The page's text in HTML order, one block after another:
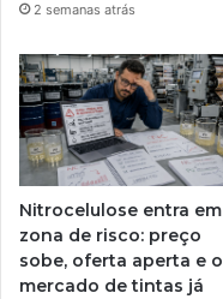
2 semanas atrás
Nitrocelulose entra em
zona de risco: preço
sobe, oferta aperta e o
mercado de tintas já